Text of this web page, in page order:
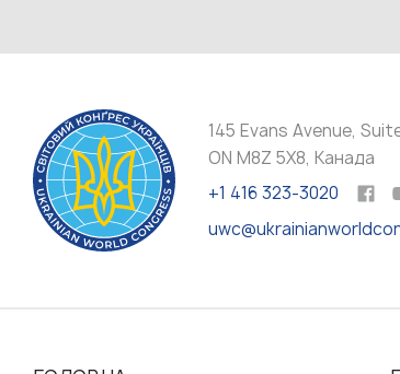
145 Evans Avenue,
ON M8Z 5X8, Канада
+1 416 323-3020